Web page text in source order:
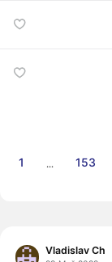
1 … 153
Vladislav Ch